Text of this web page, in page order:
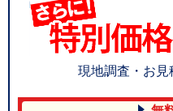
現地調査・お